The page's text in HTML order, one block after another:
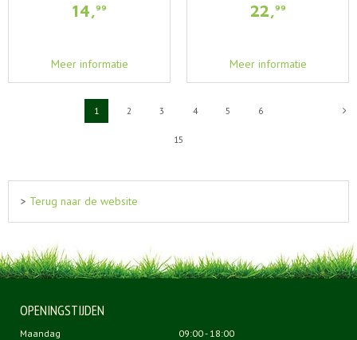
14,99
Meer informatie
22,99
Meer informatie
1 2 3 4 5 6
15
> Terug naar de website
OPENINGSTIJDEN
Maandag
09:00 - 18:00